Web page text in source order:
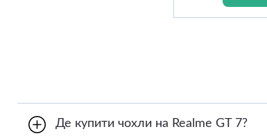
Де купити чохли на Realme GT 7?